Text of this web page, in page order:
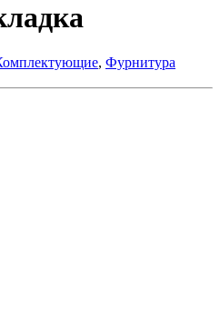
, Фурнитура